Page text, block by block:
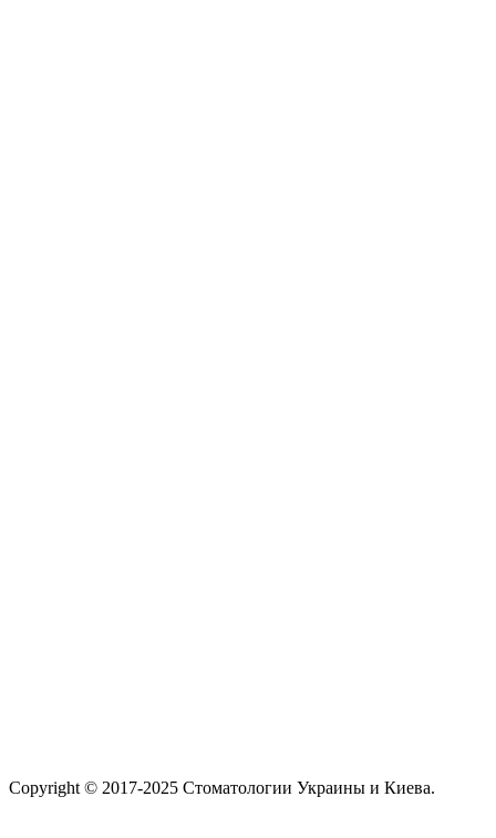
Copyright © 2017-2025 Стоматологии Украины и Киева.